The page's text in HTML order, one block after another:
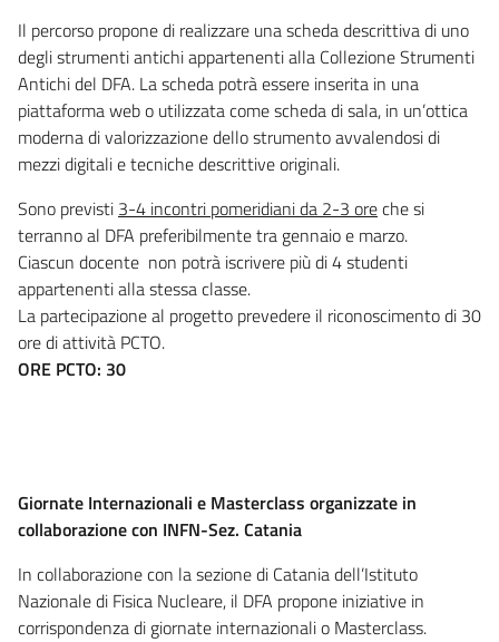
Il percorso propone di realizzare una scheda descrittiva di uno
degli strumenti antichi appartenenti alla Collezione Strumenti
Antichi del DFA. La scheda potrà essere inserita in una
piattaforma web o utilizzata come scheda di sala, in un’ottica
moderna di valorizzazione dello strumento avvalendosi di
mezzi digitali e tecniche descrittive originali.
Sono previsti 3-4 incontri pomeridiani da 2-3 oreche si
terranno al DFA preferibilmente tra gennaio e marzo.
Ciascun docente non potrà iscrivere più di 4 studenti
appartenenti alla stessa classe.
La partecipazione al progetto prevedere il riconoscimento di 30
ore di attività PCTO.
ORE PCTO: 30
Giornate Internazionali e Masterclass organizzate in
collaborazione con INFN-Sez. Catania
In collaborazione con la sezione di Catania dell’Istituto
Nazionale di Fisica Nucleare, il DFA propone iniziative in
corrispondenza di giornate internazionali o Masterclass.